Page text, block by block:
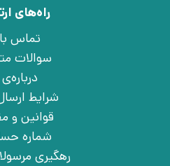
راه‌های
تماس
سوالات
شرایط
قوانین و
شماره
رهگیری